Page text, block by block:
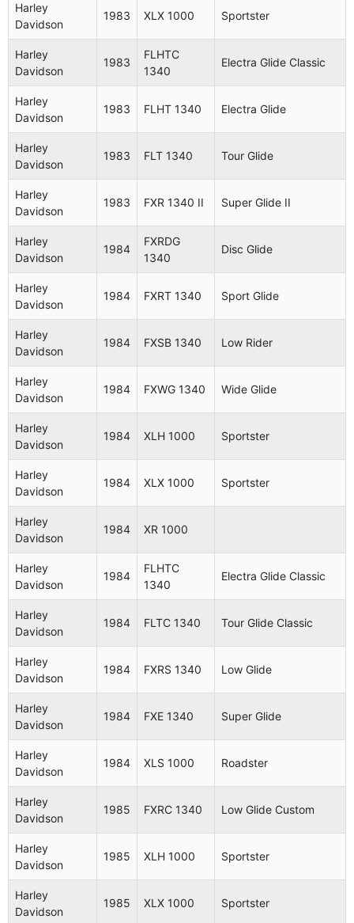
Aplicaciones (105 modelos
compatibles)
Harley
Davidson
1983 XLX 1000 Sportster
Harley
Davidson
1983
FLHTC
1340
Electra Glide Classic
Harley
Davidson
1983 FLHT 1340 Electra Glide
Harley
Davidson
1983 FLT 1340 Tour Glide
Harley
Davidson
1983 FXR 1340 II Super Glide II
Harley
Davidson
1984
FXRDG
1340
Disc Glide
Harley
Davidson
1984 FXRT 1340 Sport Glide
Harley
Davidson
1984 FXSB 1340 Low Rider
Harley
Davidson
1984 FXWG 1340 Wide Glide
Harley
Davidson
1984 XLH 1000 Sportster
Harley
Davidson
1984 XLX 1000 Sportster
Harley
Davidson
1984 XR 1000
Harley
Davidson
1984
FLHTC
1340
Electra Glide Classic
Harley
Davidson
1984 FLTC 1340 Tour Glide Classic
Harley
Davidson
1984 FXRS 1340 Low Glide
Harley
Davidson
1984 FXE 1340 Super Glide
Harley
Davidson
1984 XLS 1000 Roadster
Harley
Davidson
1985 FXRC 1340 Low Glide Custom
Harley
Davidson
1985 XLH 1000 Sportster
Harley
Davidson
1985 XLX 1000 Sportster